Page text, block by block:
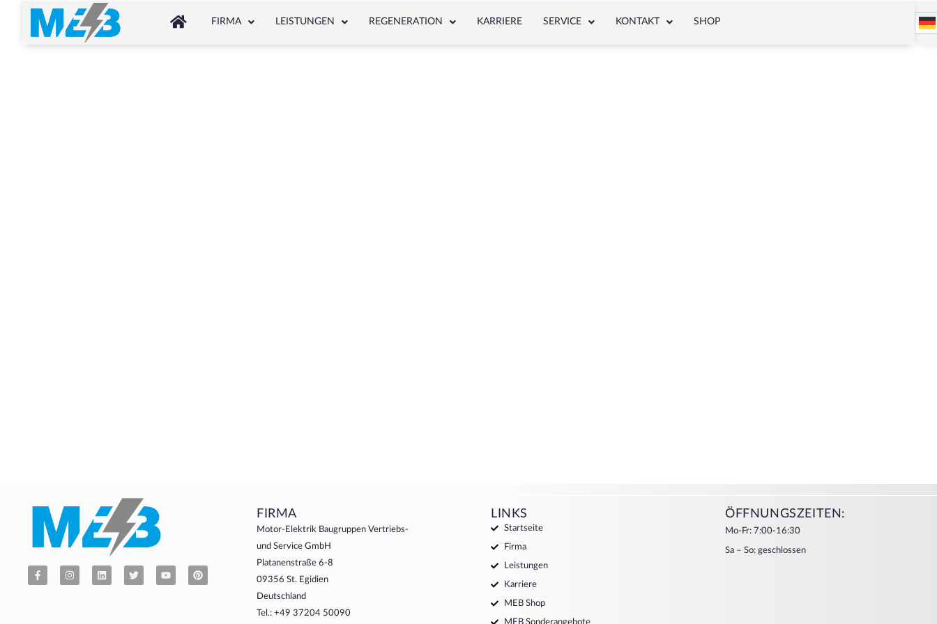
FIRMA LEISTUNGEN REGENERATION KARRIERE SERVICE KONTAKT SHOP
FIRMA
Motor-Elektrik Baugruppen Vertriebs-
und Service GmbH
Platanenstraße 6-8
09356 St. Egidien
Deutschland
Tel.: +49 37204 50090
LINKS
Startseite
Firma
Leistungen
Karriere
MEB Shop
ÖFFNUNGSZEITEN:
Mo-Fr: 7:00-16:30
Sa – So: geschlossen